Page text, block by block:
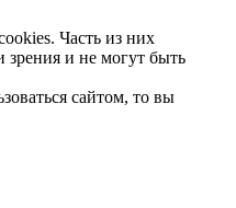
Часть из них
зрения и не могут быть
сайтом, то вы